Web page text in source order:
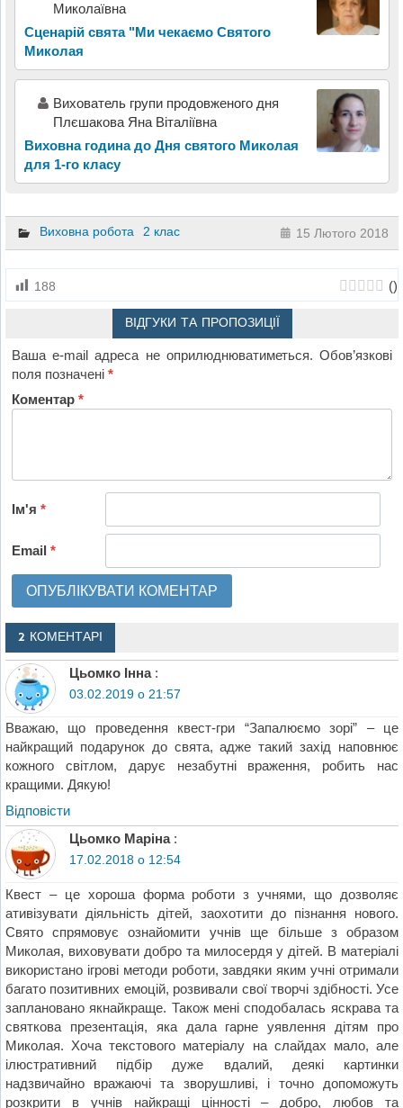
Миколаївна
Сценарій свята "Ми чекаємо Святого
Миколая
Вихователь групи продовженого дня
Плєшакова Яна Віталіївна
Виховна година до Дня святого Миколая
для 1-го класу
Виховна робота 2 клас 15 Лютого 2018
188 ()
ВІДГУКИ ТА ПРОПОЗИЦІЇ
Ваша e-mail адреса не оприлюднюватиметься. Обов’язкові
поля позначені*
Коментар*
Ім'я*
Email*
2 КОМЕНТАРІ
Цьомко Інна :
03.02.2019 о 21:57
Вважаю, що проведення квест-гри “Запалюємо зорі” – це
найкращий подарунок до свята, адже такий захід наповнює
кожного світлом, дарує незабутні враження, робить нас
кращими. Дякую!
Відповіcти
Цьомко Маріна :
17.02.2018 о 12:54
Квест – це хороша форма роботи з учнями, що дозволяє
ативізувати діяльність дітей, заохотити до пізнання нового.
Свято спрямовує ознайомити учнів ще більше з образом
Миколая, виховувати добро та милосердя у дітей. В матеріалі
використано ігрові методи роботи, завдяки яким учні отримали
багато позитивних емоцій, розвивали свої творчі здібності. Усе
заплановано якнайкраще. Також мені сподобалась яскрава та
святкова презентація, яка дала гарне уявлення дітям про
Миколая. Хоча текстового матеріалу на слайдах мало, але
ілюстративний підбір дуже вдалий, деякі картинки
надзвичайно вражаючі та зворушливі, і точно допоможуть
розкрити в учнів найкращі цінності – добро, любов та